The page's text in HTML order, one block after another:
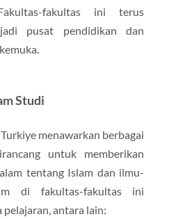
fakultas ini terus
pusat pendidikan dan
Studi
menawarkan berbagai
untuk memberikan
tentang Islam dan ilmu-
di fakultas-fakultas ini
pelajaran, antara lain: